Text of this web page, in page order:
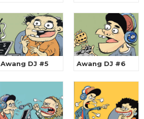
Awang DJ #5 Awang DJ #6